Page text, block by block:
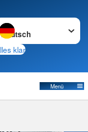
wechseln zu
klar
Menü